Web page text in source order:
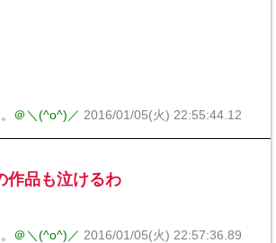
＠＼(^o^)／ 2016/01/05(火) 22:55:44.12
作品も泣けるわ
＠＼(^o^)／ 2016/01/05(火) 22:57:36.89